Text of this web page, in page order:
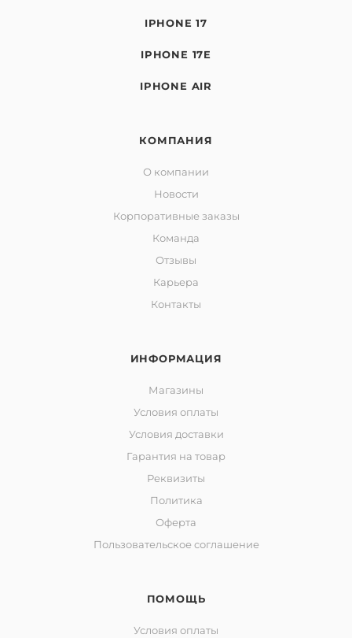
IPHONE 17
IPHONE 17E
IPHONE AIR
КОМПАНИЯ
О компании
Новости
Корпоративные заказы
Команда
Отзывы
Карьера
Контакты
ИНФОРМАЦИЯ
Магазины
Условия оплаты
Условия доставки
Гарантия на товар
Реквизиты
Политика
Оферта
Пользовательское соглашение
ПОМОЩЬ
Условия оплаты